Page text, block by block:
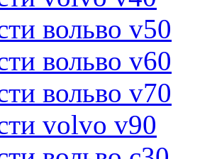
вольво v50
вольво v60
вольво v70
volvo v90